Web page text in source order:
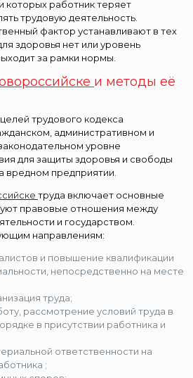
которых работник теряет
трудовую деятельность.
фактор устанавливают в тех
здоровья нет или уровень
за рамки нормы.
и методы её
трудового кодекса
административном и
уровне
для защиты здоровья и свободы
вредном предприятии.
труда включает основные
правовые отношения между
и государством.
направлениям:
и повышение квалификации
непосредственно на месте
труда;
рассмотрение условий труда в
в присутствии работника и
ответственности на
;